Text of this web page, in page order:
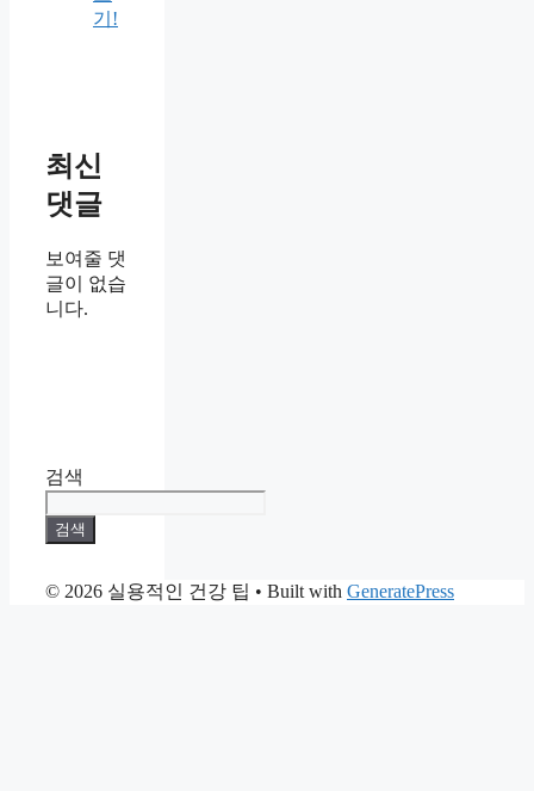
기!
최신
댓글
보여줄 댓
글이 없습
니다.
검색
검색
© 2026 실용적인 건강 팁 • Built with GeneratePress